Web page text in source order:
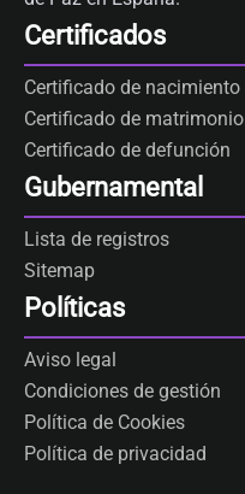
Certificados
Certificado de nacimiento
Certificado de matrimonio
Certificado de defunción
Gubernamental
Lista de registros
Sitemap
Políticas
Aviso legal
Condiciones de gestión
Política de Cookies
Política de privacidad